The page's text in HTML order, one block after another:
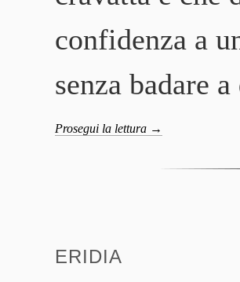
confidenza a
senza badare
Prosegui la lettura →
ERIDIA